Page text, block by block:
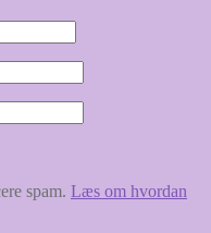
spam. Læs om hvordan